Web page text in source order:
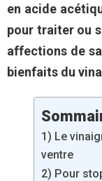
en acide
pour traiter ou
affections de
bienfaits du
1) Le
ventre
2) Pour